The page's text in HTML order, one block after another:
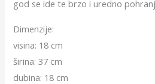
god se ide te brzo i uredno
Dimenzije:
visina: 18 cm
širina: 37 cm
dubina: 18 cm